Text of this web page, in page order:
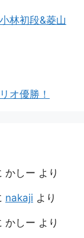
林初段&菱山
オ優勝！
かしー より
nakaji より
かしー より